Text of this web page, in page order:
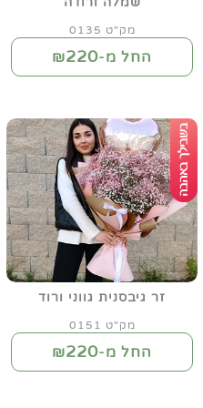
מק"ט 0135
החל מ-₪220
זר גיבסנית גווני ורוד
מק"ט 0151
החל מ-₪220